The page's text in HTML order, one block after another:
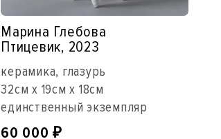
Марина Глебова
Птицевик, 2023
керамика, глазурь
32см x 19см x 18см
единственный экземпляр
60 000₽